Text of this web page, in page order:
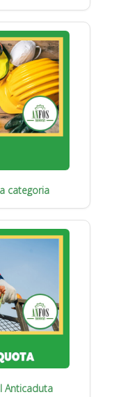
categoria
Anticaduta